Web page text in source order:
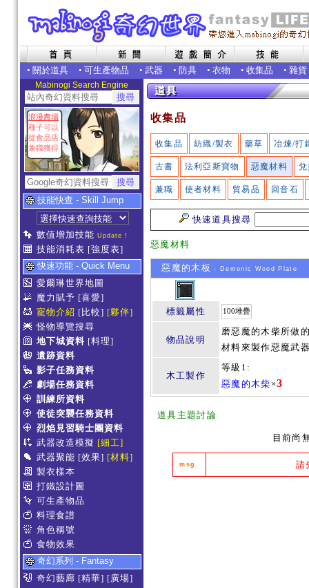
• 關於道具 • 可生產物品 • 武器 • 防具 • 衣物 • 收集品 • 雜貨
Mabinogi Search Engine
浪漫農場
種子可以
從食品店
兼職獲得
技能快查 - Skill Jump
數值增加技能 Update !
技能消耗表 [強度表]
快速功能 - Quick Menu
愛爾琳世界地圖
魔力賦予 [喜愛]
寵物介紹 [比較] [夥伴]
怪物導覽搜尋
地下城資料 [料理]
遺跡資料
影子任務資料
劇場任務資料
訓練所資料
使徒突襲任務資料
烈焰見習騎士團資料
武器改造模擬 [細工]
武器聚能 [效果] [材料]
製衣樣本
打鐵設計圖
可生產物品
料理食譜
角色稱號
食物效果
奇幻系列 - Fantasy
奇幻藝廊 [精華] [廣場]
收集品
收集品 紡織/製衣 藥草 冶煉/打
古書 法利亞斯寶物 惡魔材料
兼職 使者材料 貿易品 回音石
快速道具搜尋
惡魔材料
惡魔的木板 - Demonic Wood Plate
標籤屬性 100堆疊
物品說明
磨惡魔的木柴所做
材料來製作惡魔武
木工製作
等級1:
惡魔的木柴 ×3
道具主題討論
目前尚
msg. 請